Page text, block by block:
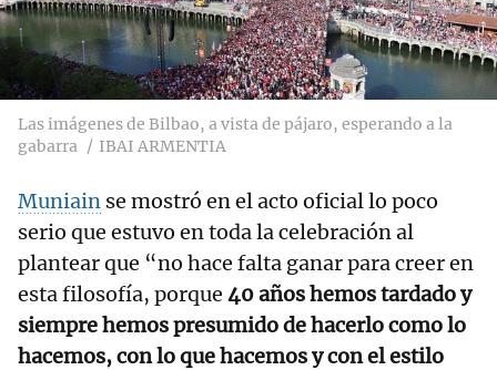
Las imágenes de Bilbao, a vista de pájaro, esperando a la
gabarra
IBAI ARMENTIA
Muniain se mostró en el acto oficial lo poco
serio que estuvo en toda la celebración al
plantear que “no hace falta ganar para creer en
esta filosofía, porque 40 años hemos tardado y
siempre hemos presumido de hacerlo como lo
hacemos, con lo que hacemos y con el estilo